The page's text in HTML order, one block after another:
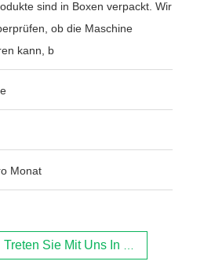
sind in Boxen verpackt. Wir
ob die Maschine
kann, b
Monat
Treten Sie Mit Uns In Verbindung